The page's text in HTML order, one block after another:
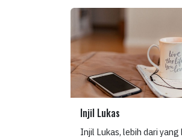
Injil Lukas
Injil Lukas, lebih dari yang